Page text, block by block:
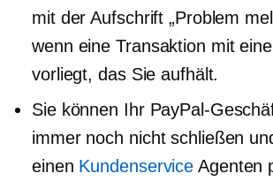
mit der Aufschrift „Problem
wenn eine Transaktion mit
vorliegt, das Sie aufhält.
Sie können Ihr PayPal-
immer noch nicht schließen
einen KundenserviceAgenten